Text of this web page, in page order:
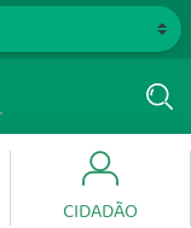
CIDADÃO